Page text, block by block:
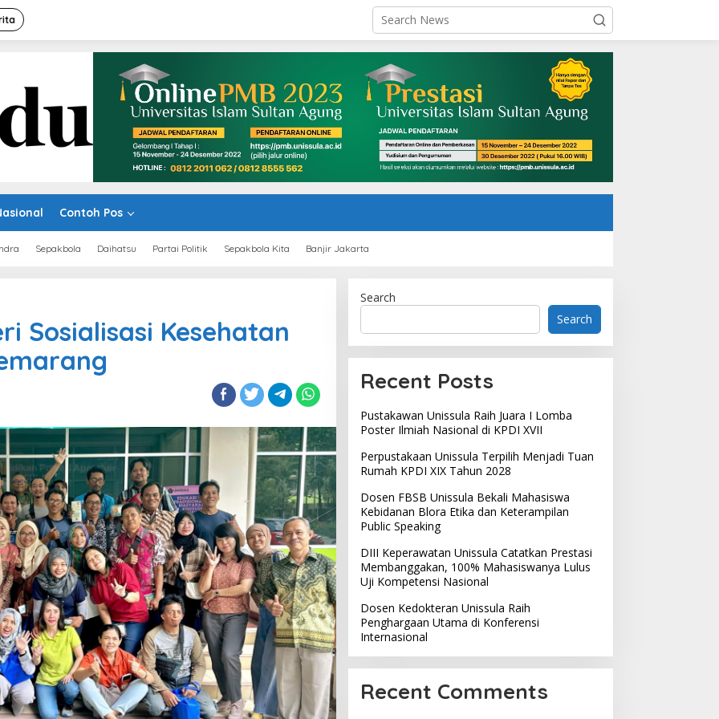
Contoh Pos
Sepakbola Daihatsu Partai Politik Sepakbola Kita Banjir Jakarta
Sosialisasi Kesehatan
Search
Search
Recent Posts
Pustakawan Unissula Raih Juara I Lomba
Poster Ilmiah Nasional di KPDI XVII
Perpustakaan Unissula Terpilih Menjadi Tuan
Rumah KPDI XIX Tahun 2028
Dosen FBSB Unissula Bekali Mahasiswa
Kebidanan Blora Etika dan Keterampilan
Public Speaking
DIII Keperawatan Unissula Catatkan Prestasi
Membanggakan, 100% Mahasiswanya Lulus
Uji Kompetensi Nasional
Dosen Kedokteran Unissula Raih
Penghargaan Utama di Konferensi
Internasional
Recent Comments